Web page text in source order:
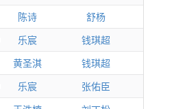
陈诗
舒杨
乐宸
钱琪超
黄圣淇
钱琪超
乐宸
张佑臣